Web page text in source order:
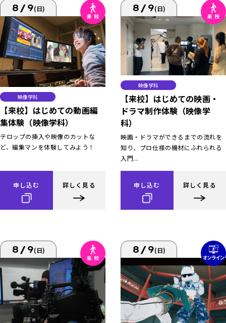
8/9(日)
映像学科
【来校】はじめての動画編
集体験（映像学科）
テロップの挿入や映像のカットな
ど、編集マンを体験してみよう！
申し込む 詳しく見る
8/9(日)
映像学科
【来校】はじめての映画・
ドラマ制作体験（映像学
科）
映画・ドラマができるまでの流れを
知り、プロ仕様の機材にふれられる
入門...
申し込む 詳しく見る
8/9(日) 8/9(日)